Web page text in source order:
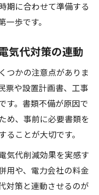
期に合わせて準備する
一歩です。
気代対策の連動
つかの注意点がありま
票や設置計画書、工事
す。書類不備が原因で
め、事前に必要書類を
ることが大切です。
気代削減効果を実感す
用や、電力会社の料金
対策と連動させるのが